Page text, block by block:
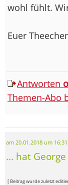
wohl fühlt.
Euer
Antworten
Themen-Abo
am 20.01.2018 um
... hat
[ Beitrag wurde zuletzt